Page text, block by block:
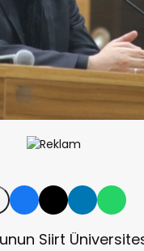
Siirt